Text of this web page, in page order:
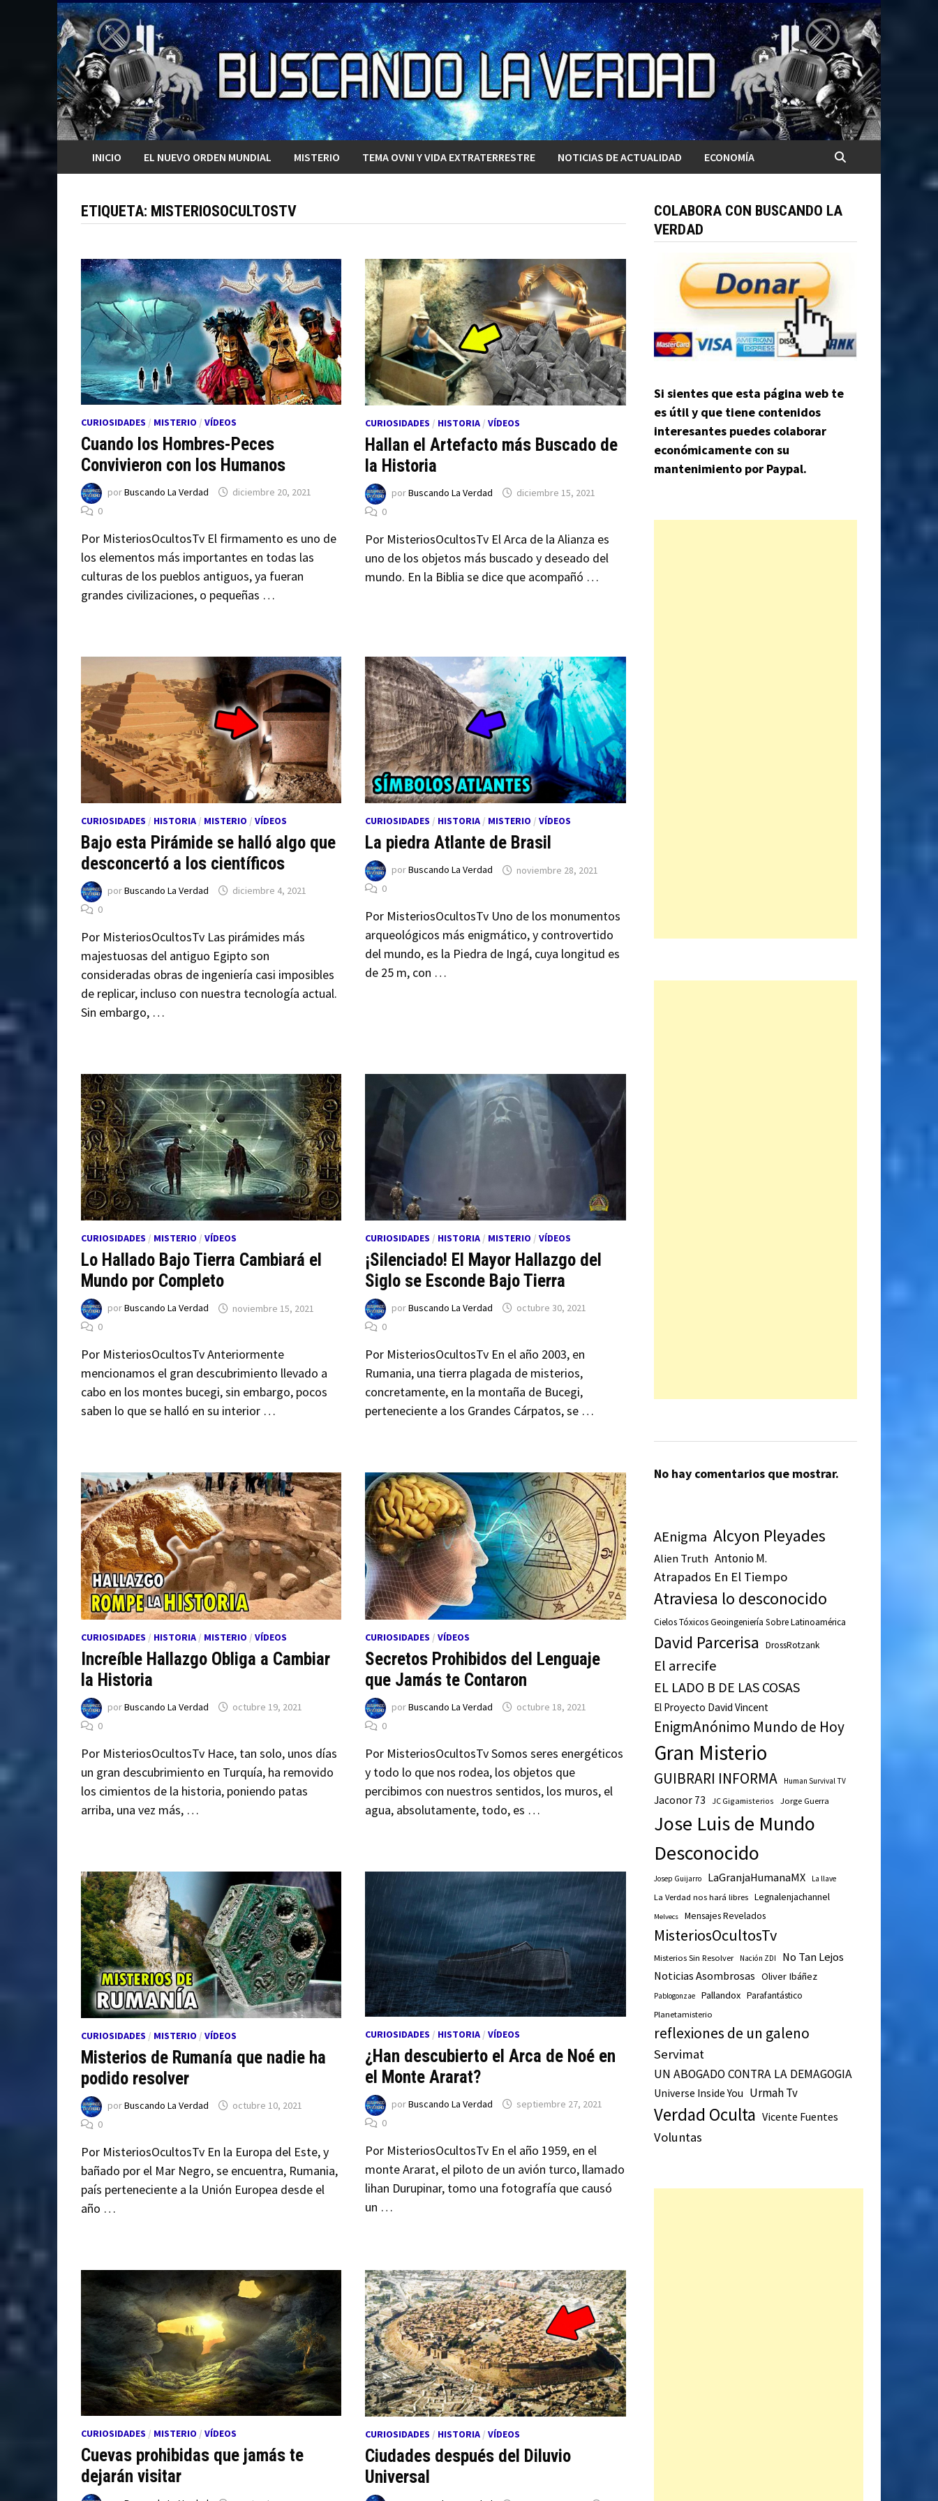
Saltar
al
contenido
INICIO EL NUEVO ORDEN MUNDIAL MISTERIO TEMA OVNI Y VIDA EXTRATERRESTRE NOTICIAS DE ACTUALIDAD ECONOMÍA
ETIQUETA: MISTERIOSOCULTOSTV
CURIOSIDADES / MISTERIO / VÍDEOS
Cuando los Hombres-Peces
Convivieron con los Humanos
porBuscando La Verdad
diciembre 20, 2021
0
Por MisteriosOcultosTv El firmamento es uno de
los elementos más importantes en todas las
culturas de los pueblos antiguos, ya fueran
grandes civilizaciones, o pequeñas …
CURIOSIDADES / HISTORIA /VÍDEOS
Hallan el Artefacto más Buscado de
la Historia
porBuscando La Verdad
diciembre 15, 2021
0
Por MisteriosOcultosTv El Arca de la Alianza es
uno de los objetos más buscado y deseado del
mundo. En la Biblia se dice que acompañó …
CURIOSIDADES / HISTORIA/ MISTERIO / VÍDEOS
Bajo esta Pirámide se halló algo que
desconcertó a los científicos
porBuscando La Verdad
diciembre 4, 2021
0
Por MisteriosOcultosTv Las pirámides más
majestuosas del antiguo Egipto son
consideradas obras de ingeniería casi imposibles
de replicar, incluso con nuestra tecnología actual.
Sin embargo, …
CURIOSIDADES / HISTORIA / MISTERIO /VÍDEOS
La piedra Atlante de Brasil
porBuscando La Verdad
noviembre 28, 2021
0
Por MisteriosOcultosTv Uno de los monumentos
arqueológicos más enigmático, y controvertido
del mundo, es la Piedra de Ingá, cuya longitud es
de 25 m, con …
CURIOSIDADES / MISTERIO / VÍDEOS
Lo Hallado Bajo Tierra Cambiará el
Mundo por Completo
porBuscando La Verdad
noviembre 15, 2021
0
Por MisteriosOcultosTv Anteriormente
mencionamos el gran descubrimiento llevado a
cabo en los montes bucegi, sin embargo, pocos
saben lo que se halló en su interior …
CURIOSIDADES / HISTORIA / MISTERIO /VÍDEOS
¡Silenciado! El Mayor Hallazgo del
Siglo se Esconde Bajo Tierra
porBuscando La Verdad
octubre 30, 2021
0
Por MisteriosOcultosTv En el año 2003, en
Rumania, una tierra plagada de misterios,
concretamente, en la montaña de Bucegi,
perteneciente a los Grandes Cárpatos, se …
CURIOSIDADES / HISTORIA/ MISTERIO / VÍDEOS
Increíble Hallazgo Obliga a Cambiar
la Historia
porBuscando La Verdad
octubre 19, 2021
0
Por MisteriosOcultosTv Hace, tan solo, unos días
un gran descubrimiento en Turquía, ha removido
los cimientos de la historia, poniendo patas
arriba, una vez más, …
CURIOSIDADES /VÍDEOS
Secretos Prohibidos del Lenguaje
que Jamás te Contaron
porBuscando La Verdad
octubre 18, 2021
0
Por MisteriosOcultosTv Somos seres energéticos
y todo lo que nos rodea, los objetos que
percibimos con nuestros sentidos, los muros, el
agua, absolutamente, todo, es …
CURIOSIDADES / MISTERIO / VÍDEOS
Misterios de Rumanía que nadie ha
podido resolver
porBuscando La Verdad
octubre 10, 2021
0
Por MisteriosOcultosTv En la Europa del Este, y
bañado por el Mar Negro, se encuentra, Rumania,
país perteneciente a la Unión Europea desde el
año …
CURIOSIDADES / HISTORIA /VÍDEOS
¿Han descubierto el Arca de Noé en
el Monte Ararat?
porBuscando La Verdad
septiembre 27, 2021
0
Por MisteriosOcultosTv En el año 1959, en el
monte Ararat, el piloto de un avión turco, llamado
lihan Durupinar, tomo una fotografía que causó
un …
CURIOSIDADES / MISTERIO / VÍDEOS
Cuevas prohibidas que jamás te
dejarán visitar
CURIOSIDADES / HISTORIA /VÍDEOS
Ciudades después del Diluvio
Universal
COLABORA CON BUSCANDO LA
VERDAD
Si sientes que esta página web te
es útil y que tiene contenidos
interesantes puedes colaborar
económicamente con su
mantenimiento por Paypal.
No hay comentarios que mostrar.
AEnigma Alcyon Pleyades
Alien Truth Antonio M.
Atrapados En El Tiempo
Atraviesa lo desconocido
Cielos Tóxicos Geoingeniería Sobre Latinoamérica
David Parcerisa DrossRotzank
El arrecife
EL LADO B DE LAS COSAS
El Proyecto David Vincent
EnigmAnónimo Mundo de Hoy
Gran Misterio
GUIBRARI INFORMA Human Survival TV
Jaconor 73 JC Gigamisterios Jorge Guerra
Jose Luis de Mundo
Desconocido
Josep Guijarro LaGranjaHumanaMX La llave
La Verdad nos hará libres Legnalenjachannel
Melvecs Mensajes Revelados
MisteriosOcultosTv
Misterios Sin Resolver Nación ZDI No Tan Lejos
Noticias Asombrosas Oliver Ibáñez
Pablogonzae Pallandox Parafantástico
Planetamisterio
reflexiones de un galeno
Servimat
UN ABOGADO CONTRA LA DEMAGOGIA
Universe Inside You Urmah Tv
Verdad Oculta Vicente Fuentes
Voluntas